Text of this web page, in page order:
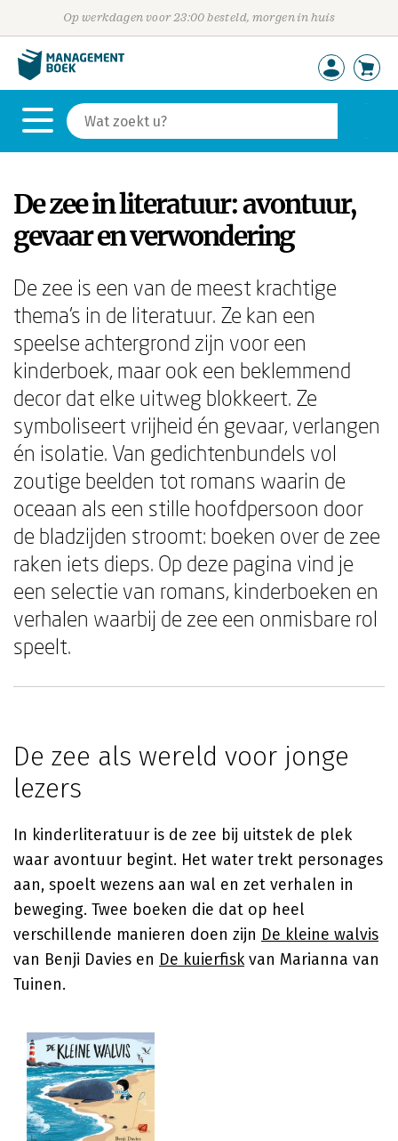
Op werkdagen voor 23:00 besteld, morgen in huis
De zee in literatuur: avontuur,
gevaar en verwondering
De zee is een van de meest krachtige
thema's in de literatuur. Ze kan een
speelse achtergrond zijn voor een
kinderboek, maar ook een beklemmend
decor dat elke uitweg blokkeert. Ze
symboliseert vrijheid én gevaar, verlangen
én isolatie. Van gedichtenbundels vol
zoutige beelden tot romans waarin de
oceaan als een stille hoofdpersoon door
de bladzijden stroomt: boeken over de zee
raken iets dieps. Op deze pagina vind je
een selectie van romans, kinderboeken en
verhalen waarbij de zee een onmisbare rol
speelt.
De zee als wereld voor jonge
lezers
In kinderliteratuur is de zee bij uitstek de plek
waar avontuur begint. Het water trekt personages
aan, spoelt wezens aan wal en zet verhalen in
beweging. Twee boeken die dat op heel
verschillende manieren doen zijn De kleine walvis
van Benji Davies en De kuierfiskvan Marianna van
Tuinen.